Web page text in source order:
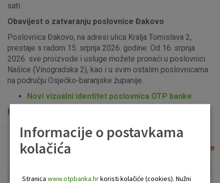
sati.
Obavijest o zatvaranju poslovnice Đakovo
Poslovnica Đakovo, na adresi ulica Kralja Tomislava 2,
prestaje s radom 15. srpnja 2026. godine. Od 16. srpnja
2026. sve proizvode i usluge možete pronaći u poslovnici
Našice (Vinogradska 2), kao i u svim ostalim poslovnicama
na području Osječko-baranjske županije.
Novi vizualni identitet poslovnica OTP banke
Popis uplatno-isplatnih bankomata možete vidjeti
Lista poslovnica i bankomata Očisti filtere
Informacije o postavkama
kolačića
Stranica www.otpbanka.hrkoristi kolačiće (cookies). Nužni